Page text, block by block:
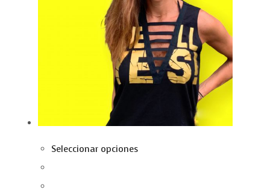
Seleccionar opciones